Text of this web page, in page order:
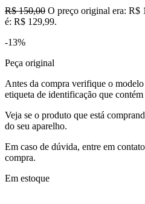
R$150,00 O preço original era: R$
é: R$ 129,99.
-13%
Peça original
Antes da compra verifique o
etiqueta de identificação que
Veja se o produto que está
do seu aparelho.
Em caso de dúvida, entre em
compra.
Em estoque